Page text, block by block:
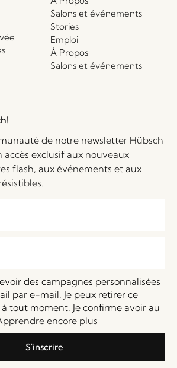
Salons et événements
Stories
Emploi
Á Propos
Salons et événements
de notre newsletter Hübsch
accès exclusif aux nouveaux
flash, aux événements et aux
des campagnes personnalisées
par e-mail. Je peux retirer ce
tout moment. Je confirme avoir au
encore plus
S'inscrire